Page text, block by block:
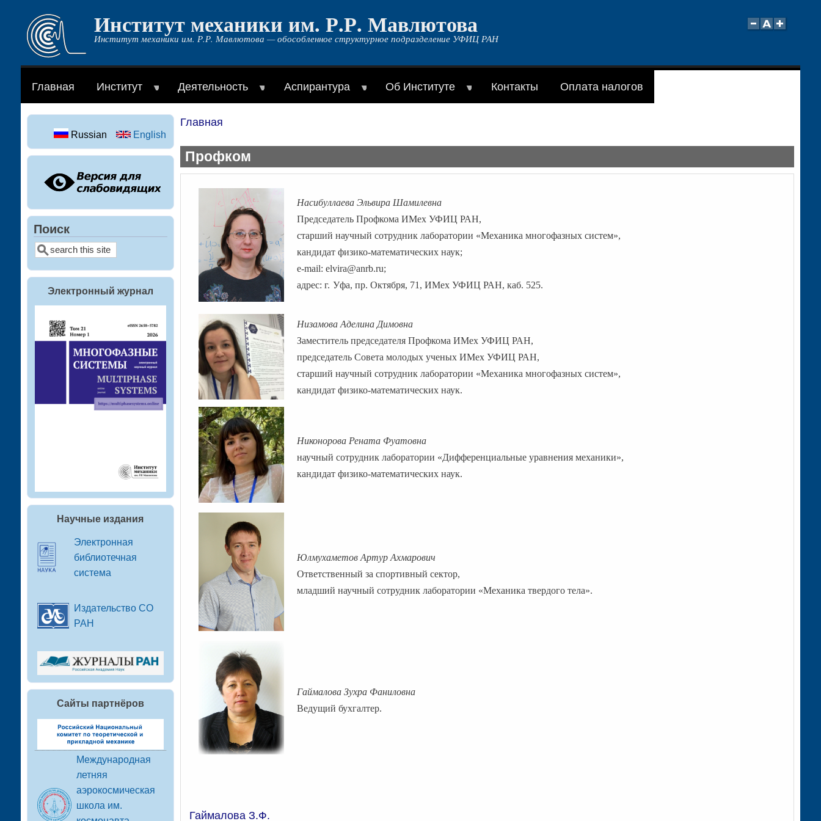
Перейти
основному
содержанию
Институт механики им. Р.Р. Мавлютова
Институт механики им. Р.Р. Мавлютова — обособленное структурное подразделение УФИЦ РАН
Главная Институт Деятельность Аспирантура Об Институте Контакты Оплата налогов
навигации
Главная
Профком
Насибуллаева Эльвира Шамилевна
Председатель Профкома ИМех УФИЦ РАН,
старший научный сотрудник лаборатории «Механика многофазных систем»,
кандидат физико-математических наук;
e-mail: elvira@anrb.ru;
адрес: г. Уфа, пр. Октября, 71, ИМех УФИЦ РАН, каб. 525.
Низамова Аделина Димовна
Заместитель председателя Профкома ИМех УФИЦ РАН,
председатель Совета молодых ученых ИМех УФИЦ РАН,
старший научный сотрудник лаборатории «Механика многофазных систем»,
кандидат физико-математических наук.
Никонорова Рената Фуатовна
научный сотрудник лаборатории «Дифференциальные уравнения механики»,
кандидат физико-математических наук.
Юлмухаметов Артур Ахмарович
Ответственный за спортивный сектор,
младший научный сотрудник лаборатории «Механика твердого тела».
Гаймалова Зухра Фаниловна
Ведущий бухгалтер.
Гаймалова З.Ф.
Russian English
Поиск
Поиск
Электронный журнал
Научные издания
Электронная
библиотечная
система
Издательство СО
РАН
Сайты партнёров
Международная
летняя
аэрокосмическая
школа им.